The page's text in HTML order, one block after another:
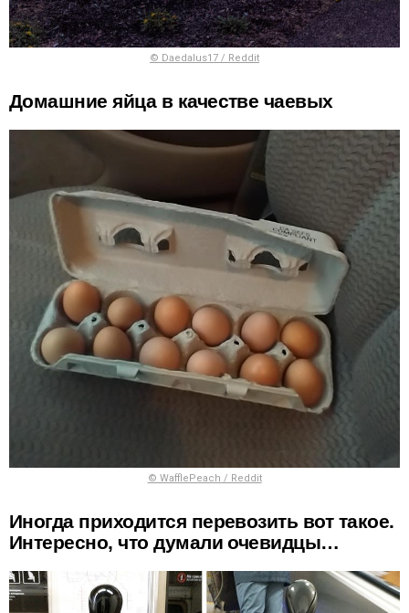
© Daedalus17 / Reddit
Домашние яйца в качестве чаевых
© WafflePeach / Reddit
Иногда приходится перевозить вот такое.
Интересно, что думали очевидцы…